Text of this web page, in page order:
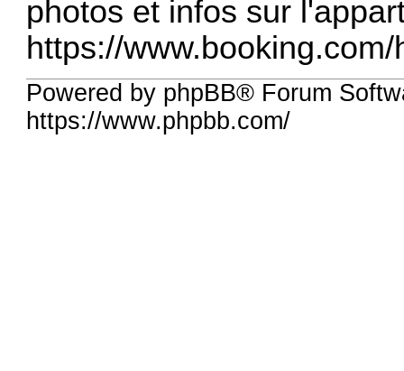
photos et infos sur
https://
Powered by phpBB® Forum
https://www.phpbb.com/